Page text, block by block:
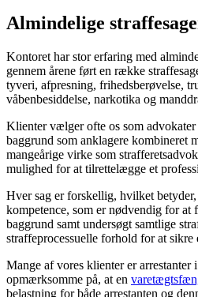
Almindelige
Kontoret har stor erfaring med
gennem årene ført en række
tyveri, afpresning, frihedsberøvelse,
våbenbesiddelse, narkotika og
Klienter vælger ofte os som advokater
baggrund som anklagere kombineret
mangeårige virke som
mulighed for at tilrettelægge et
Hver sag er forskellig, hvilket
kompetence, som er nødvendig for at
baggrund samt undersøgt samtlige
straffeprocessuelle forhold for at sikre
Mange af vores klienter er arrestanter
opmærksomme på, at en
belastning for både arrestanten og